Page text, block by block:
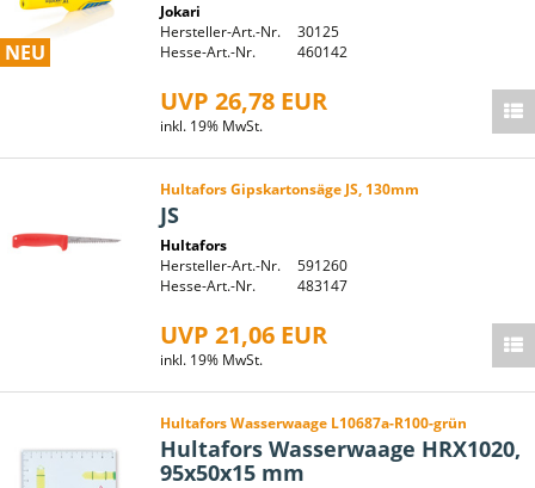
NEU
Jokari
Hersteller-Art.-Nr.
30125
Hesse-Art.-Nr.
460142
UVP 26,78 EUR
inkl. 19% MwSt.
Hultafors Gipskartonsäge JS, 130mm
JS
Hultafors
Hersteller-Art.-Nr.
591260
Hesse-Art.-Nr.
483147
UVP 21,06 EUR
inkl. 19% MwSt.
Hultafors Wasserwaage L10687a-R100-grün
Hultafors Wasserwaage HRX1020,
95x50x15 mm